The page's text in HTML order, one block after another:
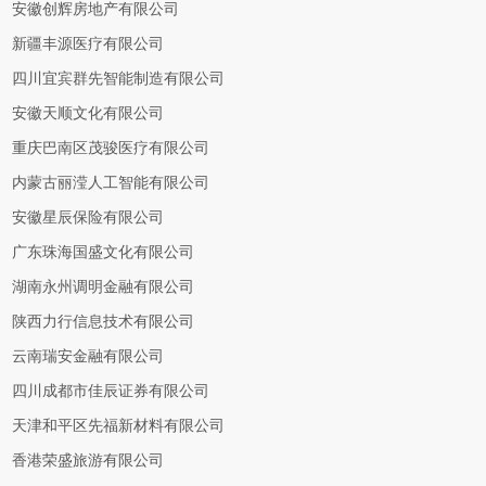
安徽创辉房地产有限公司
新疆丰源医疗有限公司
四川宜宾群先智能制造有限公司
安徽天顺文化有限公司
重庆巴南区茂骏医疗有限公司
内蒙古丽滢人工智能有限公司
安徽星辰保险有限公司
广东珠海国盛文化有限公司
湖南永州调明金融有限公司
陕西力行信息技术有限公司
云南瑞安金融有限公司
四川成都市佳辰证券有限公司
天津和平区先福新材料有限公司
香港荣盛旅游有限公司